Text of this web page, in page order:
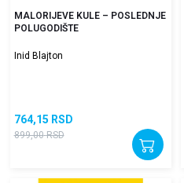
MALORIJEVE KULE – POSLEDNJE
POLUGODIŠTE
Inid Blajton
764,15 RSD
899,00 RSD